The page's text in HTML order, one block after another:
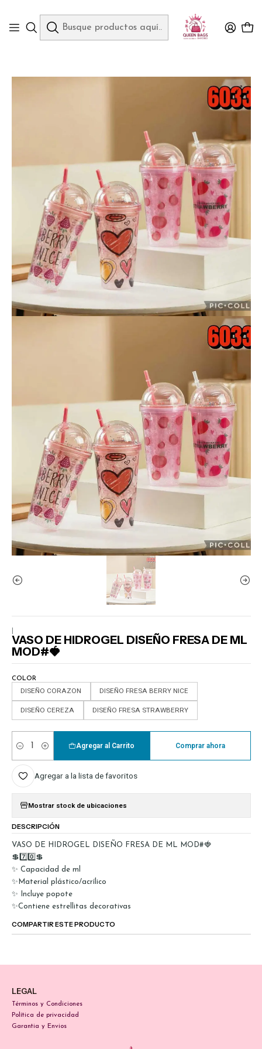
BOTES, VASOS Y TAZAS
VASO DE HIDROGEL DISEÑO FRESA DE ML
MOD#🍓
COLOR
DISEÑO CORAZON DISEÑO FRESA BERRY NICE
DISEÑO CEREZA DISEÑO FRESA STRAWBERRY
Cantidad
Agregar al Carrito Comprar ahora
Agregar a la lista de favoritos
Mostrar stock de ubicaciones
DESCRIPCIÓN
VASO DE HIDROGEL DISEÑO FRESA DE ML MOD#🍓
💲7️⃣0️⃣💲
✨ Capacidad de ml
✨Material plástico/acrílico
✨ Incluye popote
✨Contiene estrellitas decorativas
COMPARTIR ESTE PRODUCTO
LEGAL
Términos y Condiciones
Política de privacidad
Garantia y Envios